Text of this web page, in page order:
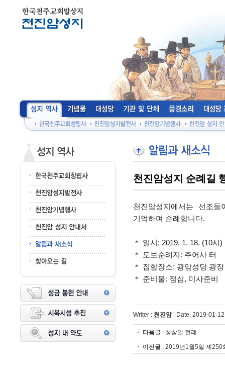
천진암성지 순례길
천진암성지에서는 선조
기억하며 순례합니다.
＊ 일시: 2019. 1. 18. (10시)
＊ 도보순례지: 주어사 터
＊ 집합장소: 광암성당 광
＊ 준비물: 점심, 미사준비
Writer : 천진암 Date. 2019-01-
다음글 : 성삼일 전례
이전글 : 2019년1월5일 제250